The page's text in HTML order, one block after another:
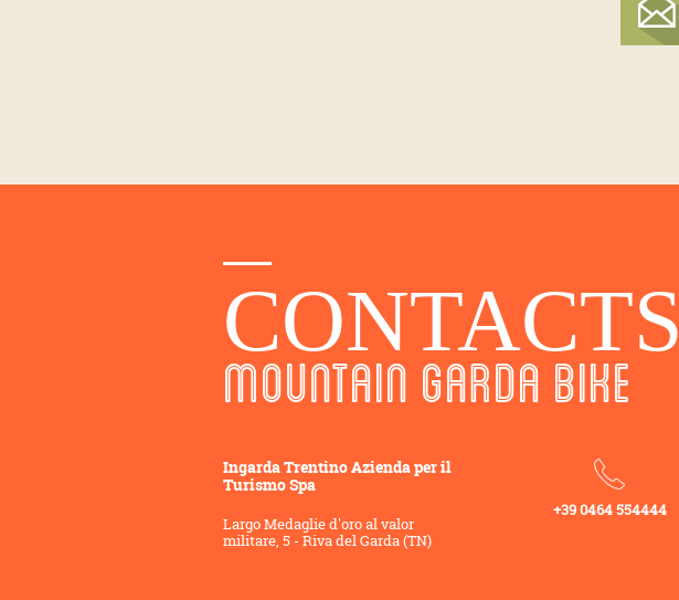
CONTACTS
MOUNTAIN GARDA BIKE
Ingarda Trentino Azienda per il
Turismo Spa
Largo Medaglie d'oro al valor
militare, 5 - Riva del Garda (TN)
+39 0464 554444